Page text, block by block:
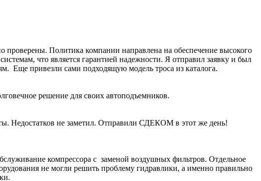
проверены. Политика компании направлена на обеспечение высокого
что является гарантией надежности. Я отправил заявку и был
Еще привезли сами подходящую модель троса из каталога.
решение для своих автоподъемников.
Недостатков не заметил. Отправили СДЕКОМ в этот же день!
компрессора с заменой воздушных фильтров. Отдельное
не могли решить проблему гидравлики, а именно правильно